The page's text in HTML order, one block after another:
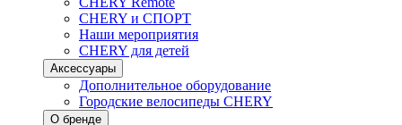
CHERY и СПОРТ
Наши мероприятия
CHERY для детей
Аксессуары
Дополнительное оборудование
Городские велосипеды CHERY
О бренде